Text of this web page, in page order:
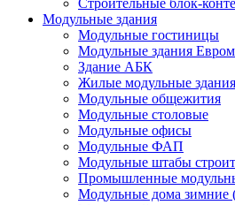
Строительные блок-
Модульные здания
Модульные гостиницы
Модульные здания
Здание АБК
Жилые модульные здания
Модульные общежития
Модульные столовые
Модульные офисы
Модульные ФАП
Модульные штабы
Промышленные
Модульные дома зимние